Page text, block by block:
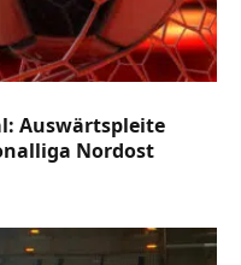
Auswärtspleite
Nordost